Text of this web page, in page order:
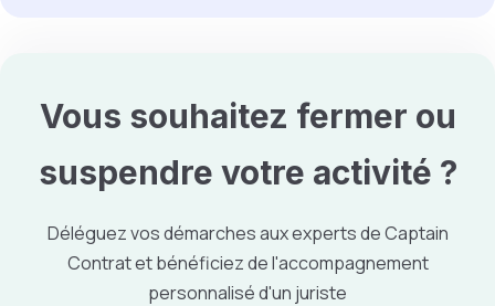
Vous souhaitez fermer ou
suspendre votre activité ?
Déléguez vos démarches aux experts de Captain
Contrat et bénéficiez de l'accompagnement
personnalisé d'un juriste